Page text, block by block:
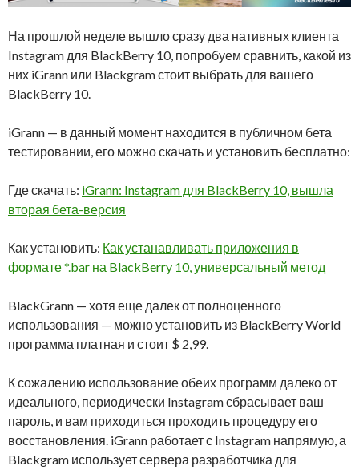
На прошлой неделе вышло сразу два нативных клиента
Instagram для BlackBerry 10, попробуем сравнить, какой из
них iGrann или Blackgram стоит выбрать для вашего
BlackBerry 10.
iGrann — в данный момент находится в публичном бета
тестировании, его можно скачать и установить бесплатно:
Где скачать: iGrann: Instagram для BlackBerry 10, вышла
вторая бета-версия
Как установить: Как устанавливать приложения в
формате *.bar на BlackBerry 10, универсальный метод
BlackGrann — хотя еще далек от полноценного
использования — можно установить из BlackBerry World
программа платная и стоит $ 2,99.
К сожалению использование обеих программ далеко от
идеального, периодически Instagram сбрасывает ваш
пароль, и вам приходиться проходить процедуру его
восстановления. iGrann работает с Instagram напрямую, а
Blackgram использует сервера разработчика для